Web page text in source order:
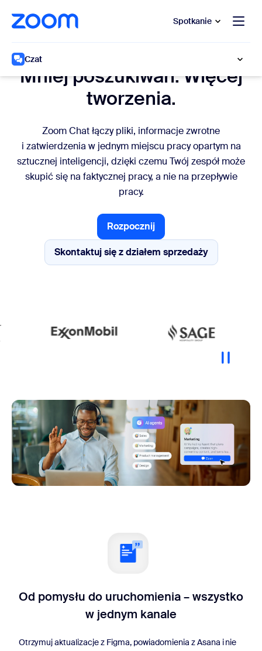
treści głównej
pomocy na czacie Spotkanie
Czat
Mniej poszukiwań. Więcej
tworzenia.
Zoom Chat łączy pliki, informacje zwrotne
i zatwierdzenia w jednym miejscu pracy opartym na
sztucznej inteligencji, dzięki czemu Twój zespół może
skupić się na faktycznej pracy, a nie na przepływie
pracy.
Rozpocznij
Rozpocznij
Skontaktuj się z działem sprzedaży
Skontaktuj się z działem
Od pomysłu do uruchomienia – wszystko
w jednym kanale
Otrzymuj aktualizacje z Figma, powiadomienia z Asana i nie